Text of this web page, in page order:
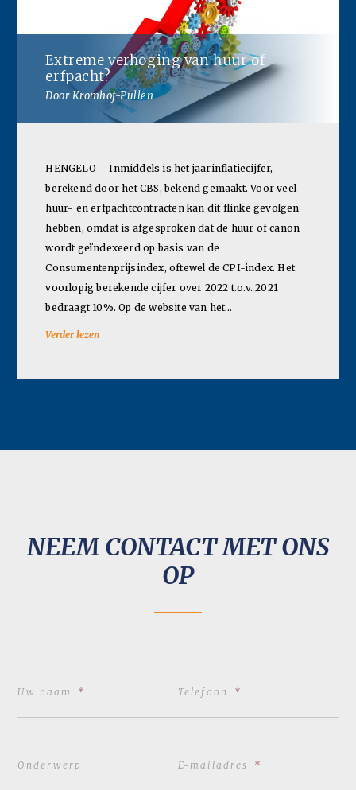
Extreme verhoging van huur of
erfpacht?
Door Kromhof-Pullen
HENGELO – Inmiddels is het jaarinflatiecijfer,
berekend door het CBS, bekend gemaakt. Voor veel
huur- en erfpachtcontracten kan dit flinke gevolgen
hebben, omdat is afgesproken dat de huur of canon
wordt geïndexeerd op basis van de
Consumentenprijsindex, oftewel de CPI-index. Het
voorlopig berekende cijfer over 2022 t.o.v. 2021
bedraagt 10%. Op de website van het…
Verder lezen
NEEM CONTACT MET ONS
OP
Uw naam * Telefoon *
Onderwerp E-mailadres *